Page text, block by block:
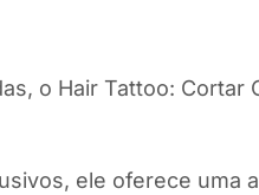
o Hair Tattoo: Cortar
ele oferece uma